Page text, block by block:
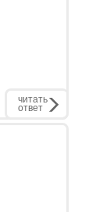
читать
ответ